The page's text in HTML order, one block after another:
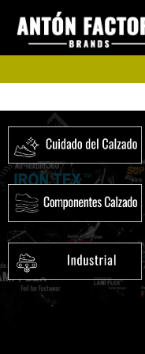
contenido